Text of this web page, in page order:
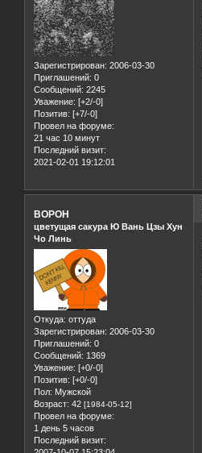
Зарегистрирован: 2006-03-30
Приглашений: 0
Сообщений: 2245
Уважение: [+2/-0]
Позитив: [+7/-0]
Провел на форуме:
21 час 10 минут
Последний визит:
2021-02-01 19:12:01
BOPOH
цветущая сакура Ю Вань Цзы Хун
Чо Линь
Откуда: оттуда
Зарегистрирован: 2006-03-30
Приглашений: 0
Сообщений: 1369
Уважение: [+0/-0]
Позитив: [+0/-0]
Пол: Мужской
Возраст: 42 [1984-05-12]
Провел на форуме:
1 день 5 часов
Последний визит: